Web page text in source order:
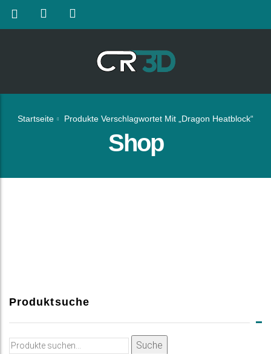
Startseite Produkte Verschlagwortet Mit „dragon Heatblock“
Shop
Produktsuche
Suche
Suche